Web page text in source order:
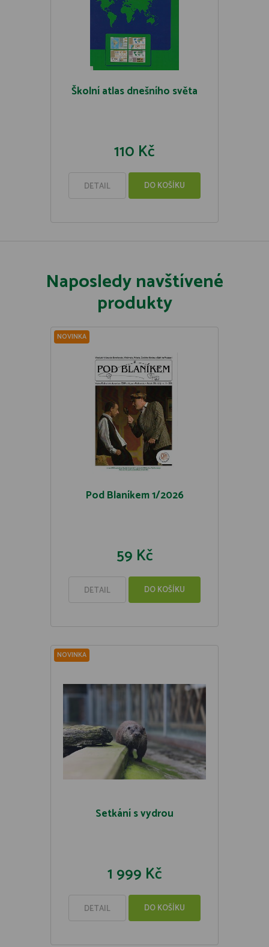
Školní atlas dnešního světa
110 Kč
DETAIL DO KOŠÍKU
Naposledy navštívené
produkty
NOVINKA
Pod Blaníkem 1/2026
59 Kč
DETAIL DO KOŠÍKU
NOVINKA
Setkání s vydrou
1 999 Kč
DETAIL DO KOŠÍKU